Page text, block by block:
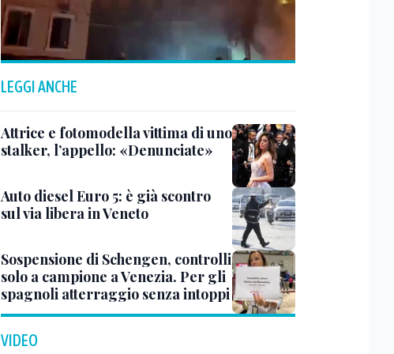
LEGGI ANCHE
Attrice e fotomodella vittima di uno
stalker, l’appello: «Denunciate»
Auto diesel Euro 5: è già scontro
sul via libera in Veneto
Sospensione di Schengen, controlli
solo a campione a Venezia. Per gli
spagnoli atterraggio senza intoppi
VIDEO